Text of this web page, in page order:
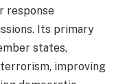
response
Its primary
states,
improving